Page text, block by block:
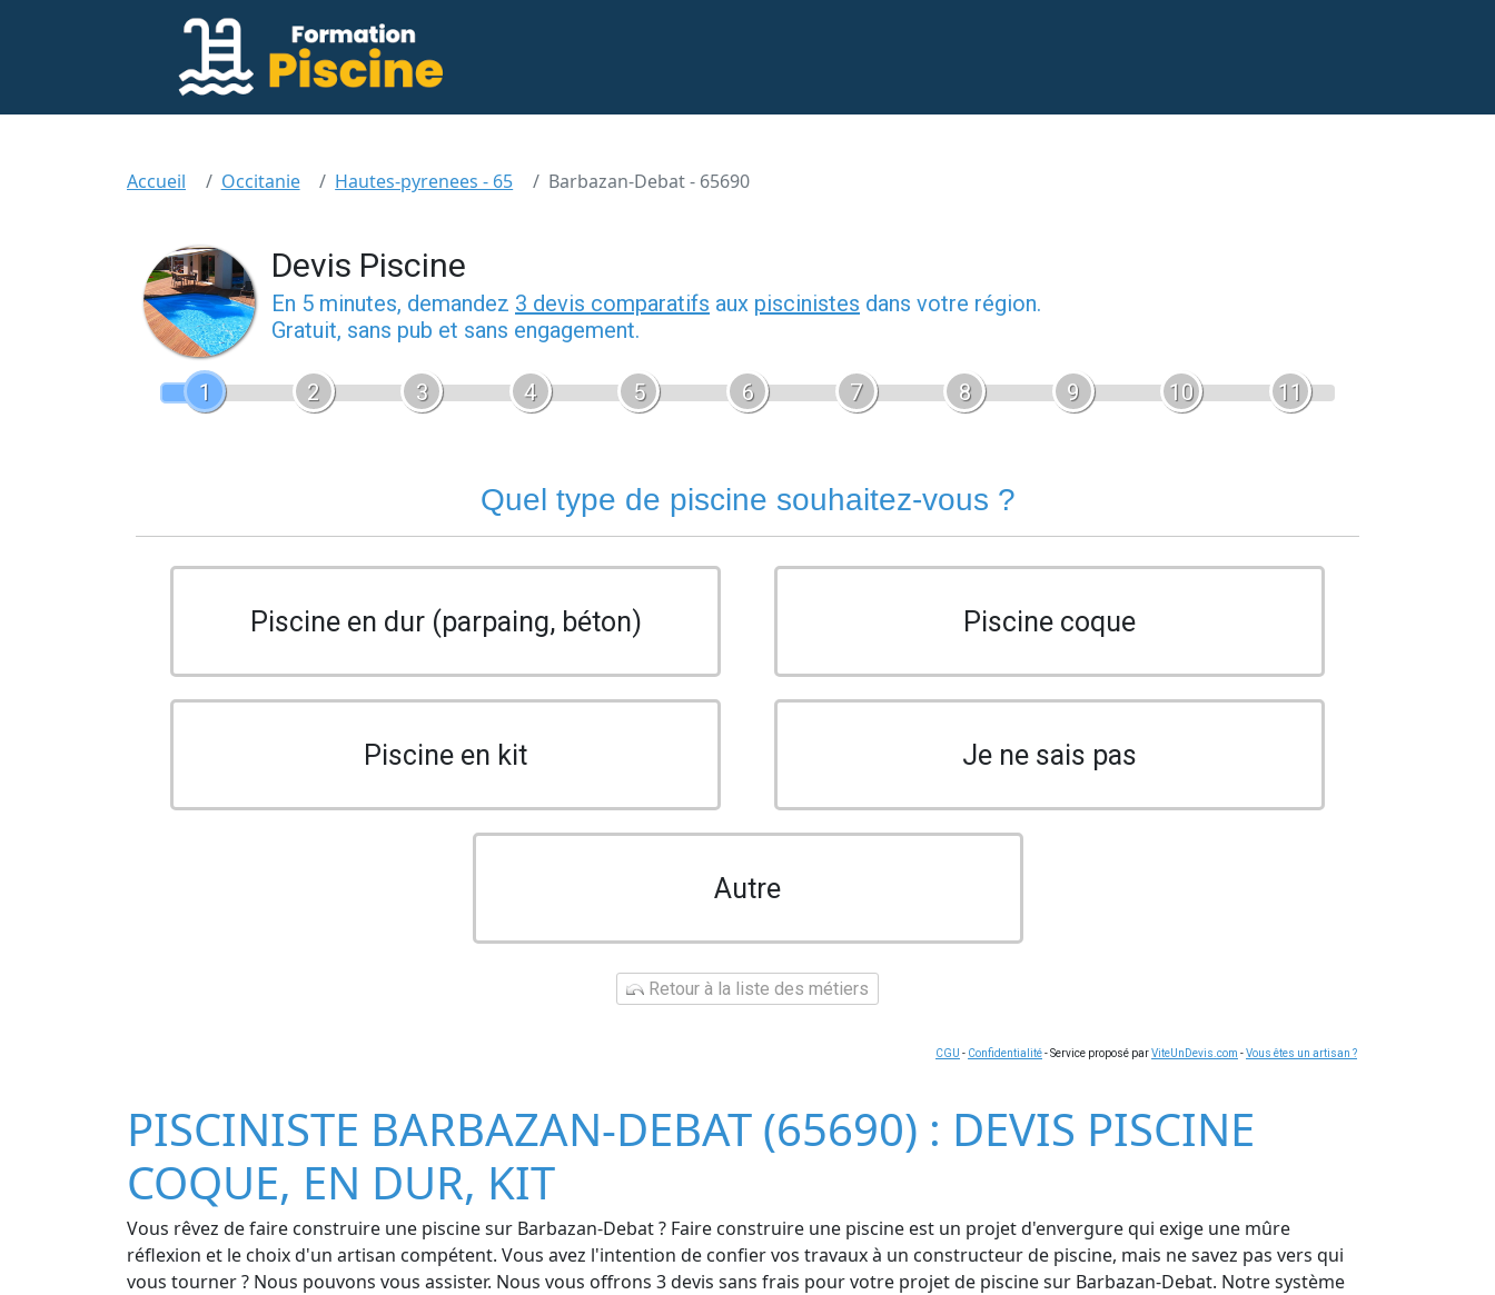
Accueil Occitanie Hautes-pyrenees - 65 Barbazan-Debat - 65690
Devis Piscine
En 5 minutes, demandez 3 devis comparatifs aux piscinistes dans votre région.
Gratuit, sans pub et sans engagement.
1 2 3 4 5 6 7 8 9 10 11
Quel type de piscine souhaitez-vous ?
Piscine en dur (parpaing, béton) Piscine coque
Piscine en kit Je ne sais pas
Autre
Retour à la liste des métiers
CGU - Confidentialité- Service proposé parViteUnDevis.com -Vous êtes un artisan ?
PISCINISTE BARBAZAN-DEBAT (65690) : DEVIS PISCINE
COQUE, EN DUR, KIT
Vous rêvez de faire construire une piscine sur Barbazan-Debat ? Faire construire une piscine est un projet d'envergure qui exige une mûre
réflexion et le choix d'un artisan compétent. Vous avez l'intention de confier vos travaux à un constructeur de piscine, mais ne savez pas vers qui
vous tourner ? Nous pouvons vous assister. Nous vous offrons 3 devis sans frais pour votre projet de piscine sur Barbazan-Debat. Notre système